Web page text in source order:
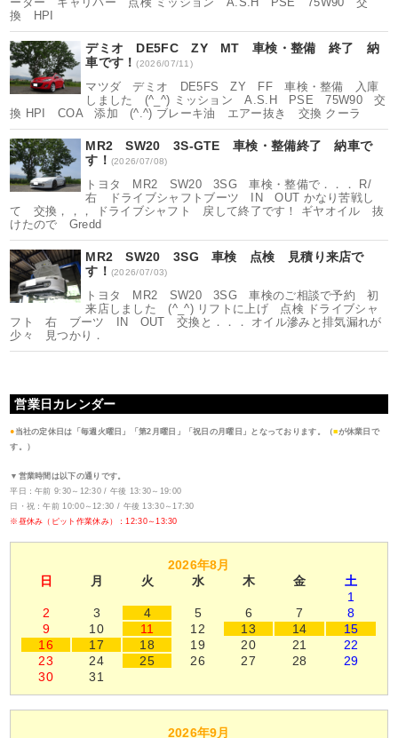
換 HPI
デミオ DE5FC ZY MT 車検・整備 終了 納
車です！(2026/07/11)
マツダ デミオ DE5FS ZY FF 車検・整備 入庫
しました (^_^) ミッション A.S.H PSE 75W90 交
換 HPI COA 添加 (^.^) ブレーキ油 エアー抜き 交換 クーラ
MR2 SW20 3S-GTE 車検・整備終了 納車で
す！ (2026/07/08)
トヨタ MR2 SW20 3SG 車検・整備で．．． R/
右 ドライブシャフトブーツ IN OUT かなり苦戦し
て 交換，，， ドライブシャフト 戻して終了です！ ギヤオイル 抜
けたので Gredd
MR2 SW20 3SG 車検 点検 見積り来店で
す！ (2026/07/03)
トヨタ MR2 SW20 3SG 車検のご相談で予約 初
来店しました (^_^) リフトに上げ 点検 ドライブシャ
フト 右 ブーツ IN OUT 交換と．．． オイル滲みと排気漏れが
少々 見つかり．
営業日カレンダー
● 当社の定休日は「毎週火曜日」「第2月曜日」「祝日の月曜日」となっております。（■が休業日で
す。）
▼営業時間は以下の通りです。
平日：午前 9:30～12:30 / 午後 13:30～19:00
日・祝：午前 10:00～12:30 / 午後 13:30～17:30
※昼休み（ピット作業休み）：12:30～13:30
2026年8月
日
月 火 水 木 金
土
1
2
3 4 5 6 7
8
9
10 11 12 13 14
15
16
17 18 19 20 21
22
23
24 25 26 27 28
29
30
31
2026年9月